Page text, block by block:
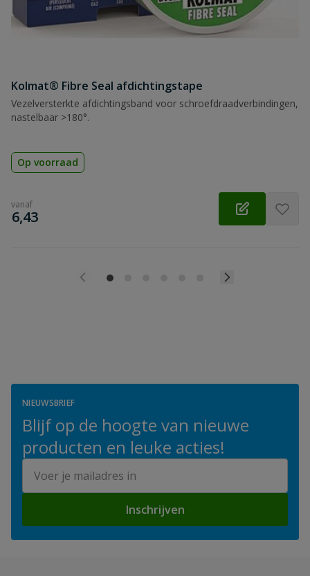
Kolmat® Fibre Seal afdichtingstape
Vezelversterkte afdichtingsband voor schroefdraadverbindingen,
nastelbaar >180°.
Op voorraad
vanaf
€
6,43
NIEUWSBRIEF
Blijf op de hoogte van nieuwe
producten en leuke acties!
Inschrijven